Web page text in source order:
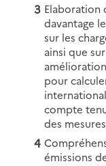
Elaboration
davantage
sur les
ainsi que
pour
compte
des
émissions